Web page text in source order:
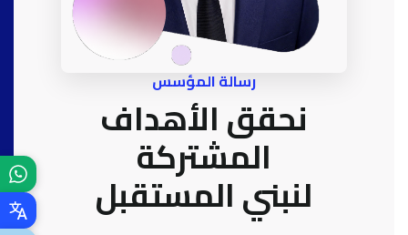
رسالة المؤسس
نحقق الأهداف
المشتركة
لنبني المستقبل